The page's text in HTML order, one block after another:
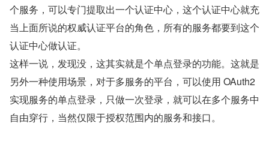
个服务，可以专门提取出一个认证中心，这个认证中心就充
当上面所说的权威认证平台的角色，所有的服务都要到这个
认证中心做认证。
这样一说，发现没，这其实就是个单点登录的功能。这就是
另外一种使用场景，对于多服务的平台，可以使用 OAuth2
实现服务的单点登录，只做一次登录，就可以在多个服务中
自由穿行，当然仅限于授权范围内的服务和接口。